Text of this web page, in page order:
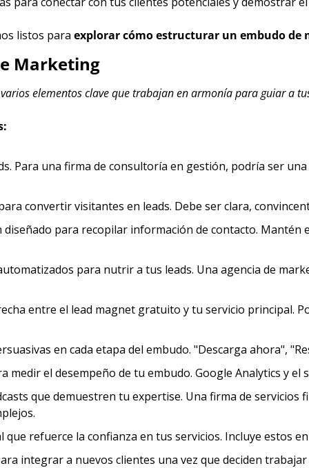
listos para explorar cómo estructurar un embudo de
Marketing
elementos clave que trabajan en armonía para guiar a
Para una firma de consultoría en gestión, podría ser
convertir visitantes en leads. Debe ser clara,
para recopilar información de contacto. Mantén
para nutrir a tus leads. Una agencia de
entre el lead magnet gratuito y tu servicio principal.
en cada etapa del embudo. "Descarga ahora",
medir el desempeño de tu embudo. Google Analytics y
que demuestren tu expertise. Una firma de servicios
que refuerce la confianza en tus servicios. Incluye estos
integrar a nuevos clientes una vez que deciden